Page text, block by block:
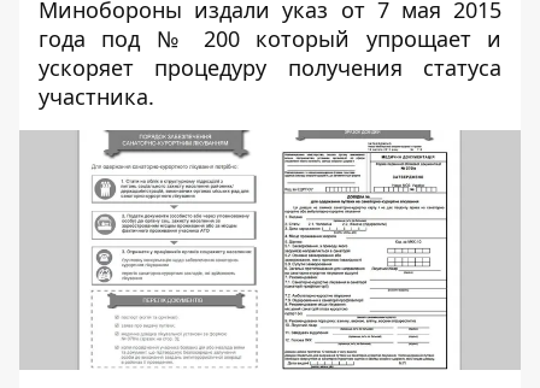
Минобороны издали указ от 7 мая 2015
года под № 200 который упрощает и
ускоряет процедуру получения статуса
участника.